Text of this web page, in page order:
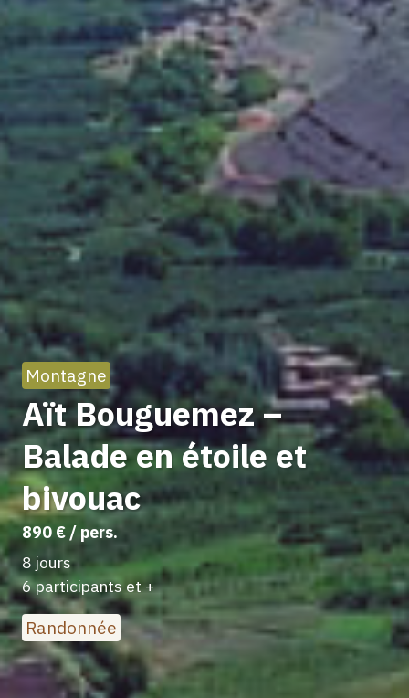
Montagne
Aït Bouguemez –
Balade en étoile et
bivouac
890 € / pers.
8 jours
6 participants et +
Randonnée